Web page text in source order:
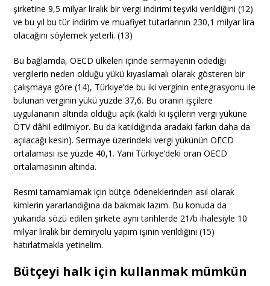
şirketine 9,5 milyar liralık bir vergi indirimi teşviki verildiğini (12)
ve bu yıl bu tür indirim ve muafiyet tutarlarının 230,1 milyar lira
olacağını söylemek yeterli. (13)
Bu bağlamda, OECD ülkeleri içinde sermayenin ödediği
vergilerin neden olduğu yükü kıyaslamalı olarak gösteren bir
çalışmaya göre (14), Türkiye’de bu iki verginin entegrasyonu ile
bulunan verginin yükü yüzde 37,6. Bu oranın işçilere
uygulananın altında olduğu açık (kaldı ki işçilerin vergi yüküne
ÖTV dâhil edilmiyor. Bu da katıldığında aradaki farkın daha da
açılacağı kesin). Sermaye üzerindeki vergi yükünün OECD
ortalaması ise yüzde 40,1. Yani Türkiye’deki oran OECD
ortalamasının altında.
Resmi tamamlamak için bütçe ödeneklerinden asıl olarak
kimlerin yararlandığına da bakmak lazım. Bu konuda da
yukarıda sözü edilen şirkete aynı tarihlerde 21/b ihalesiyle 10
milyar liralık bir demiryolu yapım işinin verildiğini (15)
hatırlatmakla yetinelim.
Bütçeyi halk için kullanmak mümkün